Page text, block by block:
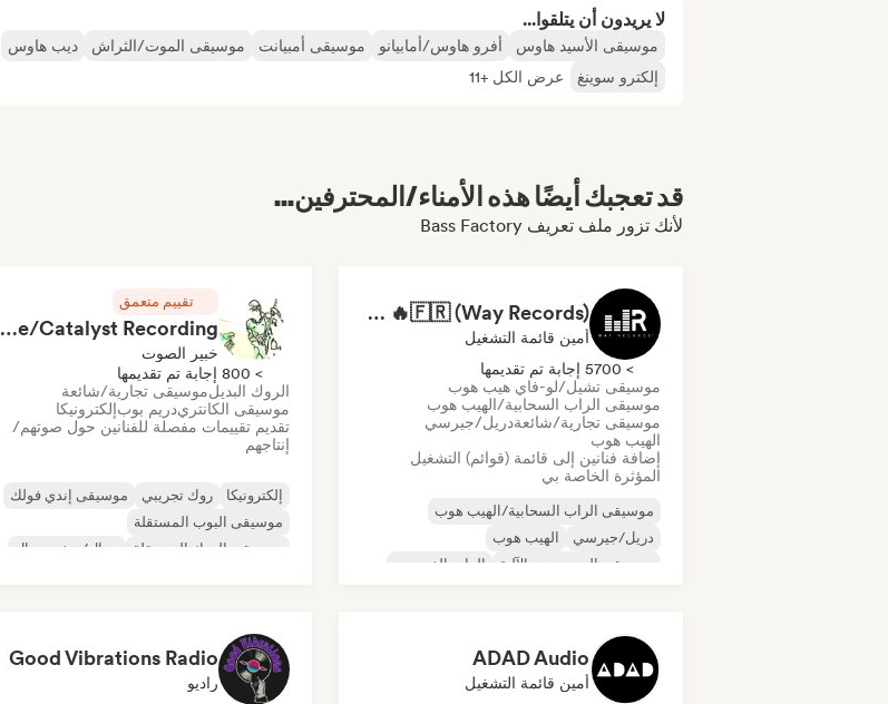
لا يريدون أن يتلقوا...
موسيقى الأسيد هاوس أفرو هاوس/أمابيانو موسيقى أمبيانت موسيقى الموت/الثراش
ديب هاوس
إلكترو سوينغ
عرض الكل +11
قد تعجبك أيضًا هذه الأمناء/المحترفين...
لأنك تزور ملف تعريف Bass Factory
RAP FRANÇAIS 2026 🔥🇫🇷 (Way Records)
أمين قائمة التشغيل
> 5700 إجابة تم تقديمها
موسيقى تشيل/لو-فاي هيب هوب
موسيقى الراب السحابية/الهيب هوب
موسيقى تجارية/شائعةدريل/جيرسي
الهيب هوب
إضافة فنانين إلى قائمة (قوائم) التشغيل
المؤثرة الخاصة بي
موسيقى الراب السحابية/الهيب هوب
دريل/جيرسي
الهيب هوب
موسيقى الهيب هوب الآلية
الراب الفرنسي
تقييم متعمق
Rob Tavaglione/Catalyst Recording
خبير الصوت
> 800 إجابة تم تقديمها
الروك البديلموسيقى تجارية/شائعة
موسيقى الكانتريدريم بوبإلكترونيكا
تقديم تقييمات مفصلة للفنانين حول صوتهم/
إنتاجهم
إلكترونيكا روك تجريبي
موسيقى إندي فولك
موسيقى البوب المستقلة
موسيقى الروك المستقلة
ميتال/هيفي ميتال
ADAD Audio
أمين قائمة التشغيل
Good Vibrations Radio
راديو